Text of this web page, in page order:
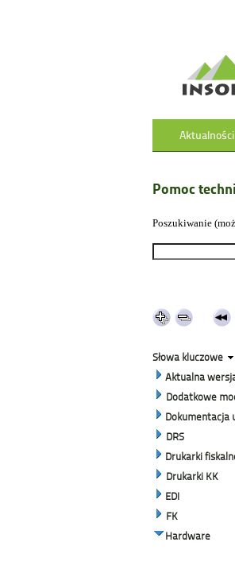
Aktualności
Pomoc
Poszukiwanie
Słowa kluczowe
Aktualna
Dodatkowe
Dokumentacja
DRS
Drukarki
Drukarki KK
EDI
FK
Hardware